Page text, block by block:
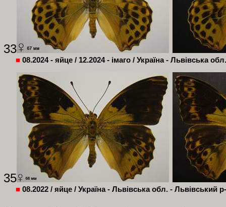
33
■ 08.2024 - яйце / 12.2024 - імаго / Україна - Львівська
35
■ 08.2022 / яйце / Україна - Львівська обл. - Львівський